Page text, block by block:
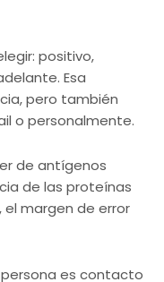
positivo,
Esa
pero también
o personalmente.
de antígenos
de las proteínas
el margen de error
persona es contacto